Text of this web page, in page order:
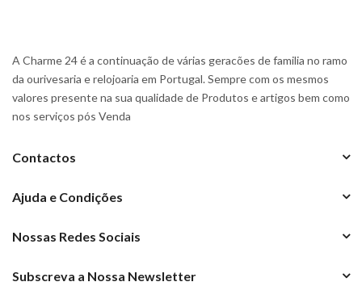
A Charme 24 é a continuação de várias geracões de familia no ramo
da ourivesaria e relojoaria em Portugal. Sempre com os mesmos
valores presente na sua qualidade de Produtos e artigos bem como
nos serviços pós Venda
Contactos
Ajuda e Condições
Nossas Redes Sociais
Subscreva a Nossa Newsletter